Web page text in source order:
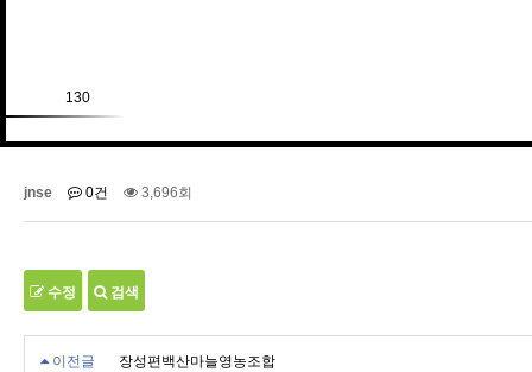
130
jnse 0건 3,696회
수정 검색
이전글 장성편백산마늘영농조합